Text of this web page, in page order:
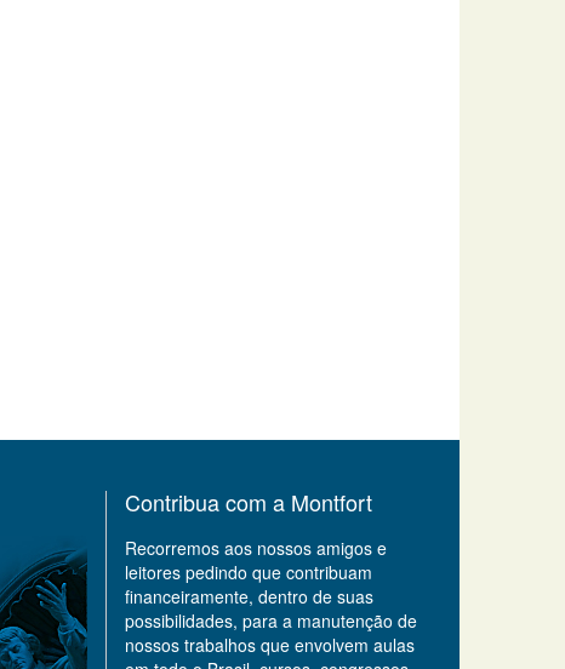
Contribua com a Montfort
Recorremos aos nossos amigos e
leitores pedindo que contribuam
financeiramente, dentro de suas
possibilidades, para a manutenção de
nossos trabalhos que envolvem aulas